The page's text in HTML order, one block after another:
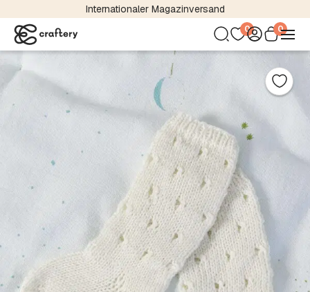
Internationaler Magazinversand
0 0